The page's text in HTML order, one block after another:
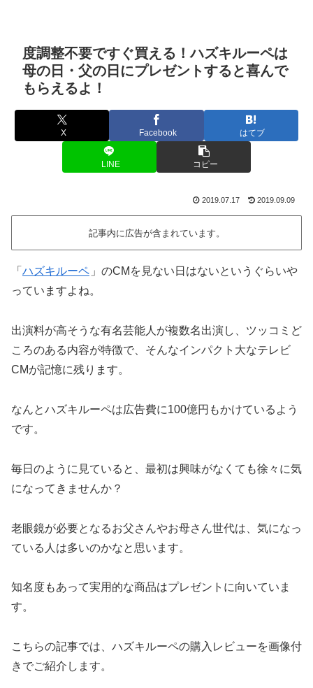
度調整不要ですぐ買える！ハズキルーペは
母の日・父の日にプレゼントすると喜んで
もらえるよ！
X Facebook はてブ
LINE コピー
2019.07.17 2019.09.09
記事内に広告が含まれています。
「 ハズキルーペ 」のCMを見ない日はないというぐらいや
っていますよね。
出演料が高そうな有名芸能人が複数名出演し、ツッコミど
ころのある内容が特徴で、そんなインパクト大なテレビ
CMが記憶に残ります。
なんとハズキルーペは広告費に100億円もかけているよう
です。
毎日のように見ていると、最初は興味がなくても徐々に気
になってきませんか？
老眼鏡が必要となるお父さんやお母さん世代は、気になっ
ている人は多いのかなと思います。
知名度もあって実用的な商品はプレゼントに向いていま
す。
こちらの記事では、ハズキルーペの購入レビューを画像付
きでご紹介します。